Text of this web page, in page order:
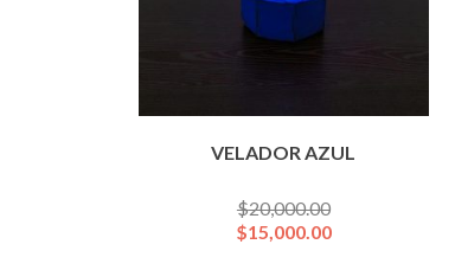
VELADOR AZUL
$20,000.00
$15,000.00